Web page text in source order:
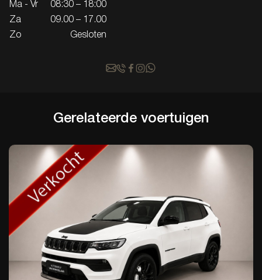
Ma - Vr
08:30 – 18:00
Za
09.00 – 17.00
Zo
Gesloten
Gerelateerde voertuigen